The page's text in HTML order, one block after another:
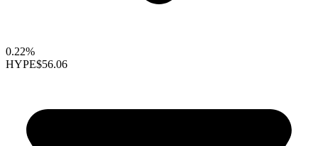
0.22%
HYPE$56.06